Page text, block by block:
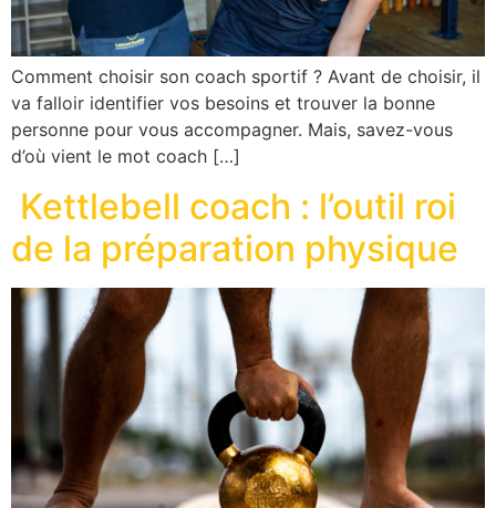
Comment choisir son coach sportif ? Avant de choisir, il
va falloir identifier vos besoins et trouver la bonne
personne pour vous accompagner. Mais, savez-vous
d’où vient le mot coach […]
Kettlebell coach : l’outil roi
de la préparation physique